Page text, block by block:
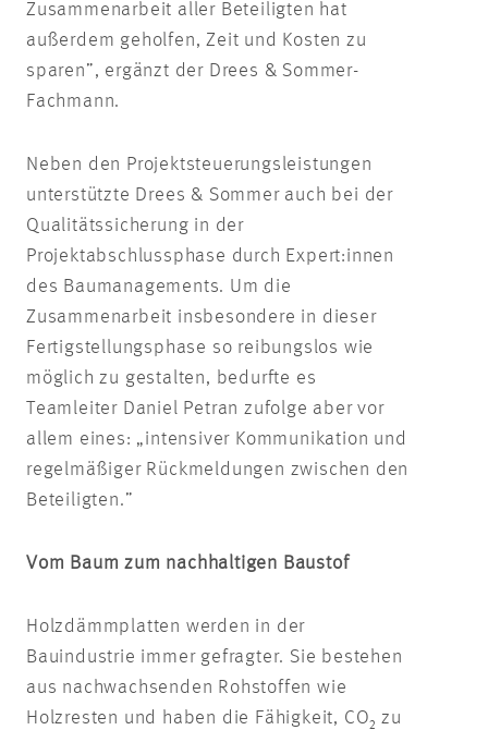
Zusammenarbeit aller Beteiligten hat
außerdem geholfen, Zeit und Kosten zu
sparen”, ergänzt der Drees & Sommer-
Fachmann.
Neben den Projektsteuerungsleistungen
unterstützte Drees & Sommer auch bei der
Qualitätssicherung in der
Projektabschlussphase durch Expert:innen
des Baumanagements. Um die
Zusammenarbeit insbesondere in dieser
Fertigstellungsphase so reibungslos wie
möglich zu gestalten, bedurfte es
Teamleiter Daniel Petran zufolge aber vor
allem eines: „intensiver Kommunikation und
regelmäßiger Rückmeldungen zwischen den
Beteiligten.”
Vom Baum zum nachhaltigen Baustof
Holzdämmplatten werden in der
Bauindustrie immer gefragter. Sie bestehen
aus nachwachsenden Rohstoffen wie
Holzresten und haben die Fähigkeit, CO₂ zu